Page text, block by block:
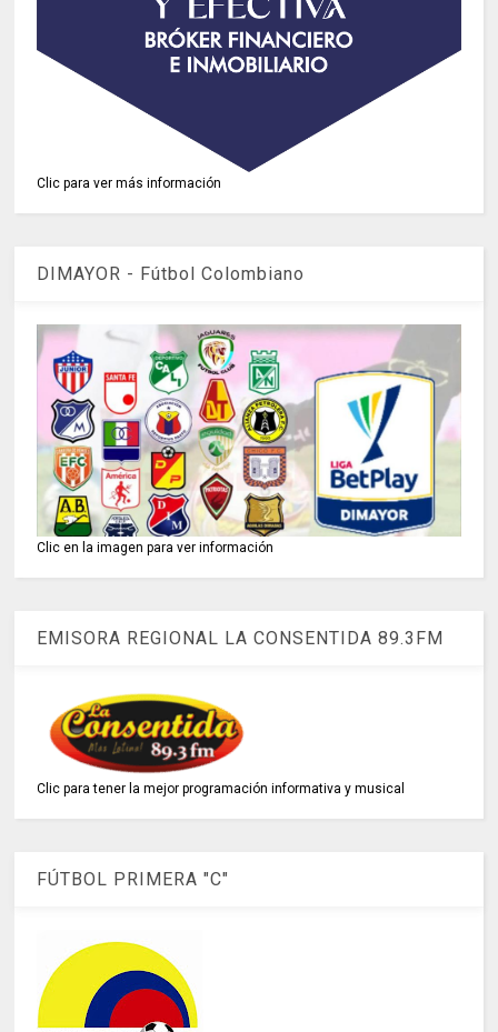
Clic para ver más información
DIMAYOR - Fútbol Colombiano
Clic en la imagen para ver información
EMISORA REGIONAL LA CONSENTIDA 89.3FM
Clic para tener la mejor programación informativa y musical
FÚTBOL PRIMERA "C"